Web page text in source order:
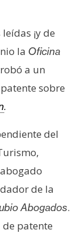
¡y de
la Oficina
a un
sobre
.
del
de la
Abogados.
patente